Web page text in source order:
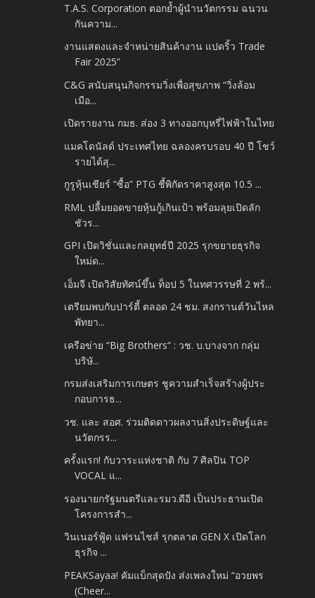
T.A.S. Corporation ตอกย้ำผู้นำนวัตกรรม ฉนวน
กันความ...
งานแสดงและจำหน่ายสินค้างาน แปดริ้ว Trade
Fair 2025”
C&G สนับสนุนกิจกรรมวิ่งเพื่อสุขภาพ “วิ่งล้อม
เมือ...
เปิดรายงาน กมธ. ส่อง 3 ทางออกบุหรี่ไฟฟ้าในไทย
แมคโดนัลด์ ประเทศไทย ฉลองครบรอบ 40 ปี โชว์
รายได้สุ...
กูรูหุ้นเชียร์ “ซื้อ” PTG ชี้พิกัดราคาสูงสุด 10.5 ...
RML ปลื้มยอดขายหุ้นกู้เกินเป้า พร้อมลุยเปิดลัก
ชัวร...
GPI เปิดวิชั่นและกลยุทธ์ปี 2025 รุกขยายธุรกิจ
ใหม่ด...
เอ็มจี เปิดวิสัยทัศน์ขึ้น ท็อป 5 ในทศวรรษที่ 2 พร้...
เตรียมพบกับปาร์ตี้ ตลอด 24 ชม. สงกรานต์วันไหล
พัทยา...
เครือข่าย “Big Brothers“ : วช. บ.บางจาก กลุ่ม
บริษั...
กรมส่งเสริมการเกษตร ชูความสำเร็จสร้างผู้ประ
กอบการธ...
วช. และ สอศ. ร่วมติดดาวผลงานสิ่งประดิษฐ์และ
นวัตกรร...
ครั้งแรก! กับวาระแห่งชาติ กับ 7 ศิลปิน TOP
VOCAL แ...
รองนายกรัฐมนตรีและรมว.ดีอี เป็นประธานเปิด
โครงการสำ...
วินเนอร์ฟู้ด แฟรนไชส์ รุกตลาด GEN X เปิดโลก
ธุรกิจ ...
PEAKSayaa! คัมแบ็กสุดปัง ส่งเพลงใหม่ “อวยพร
(Cheer...